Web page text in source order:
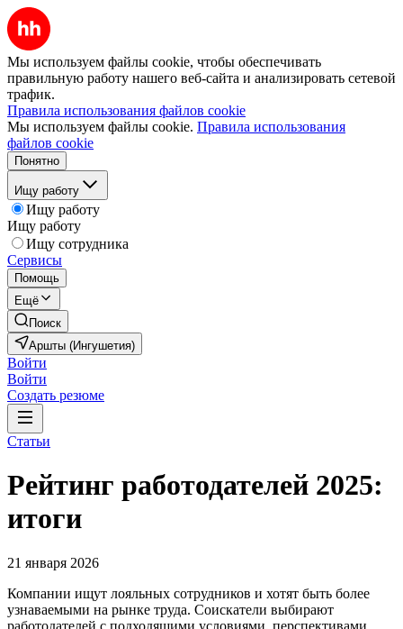
Мы используем файлы cookie, чтобы обеспечивать
правильную работу нашего веб-сайта и анализировать сетевой
трафик.
Правила использования файлов cookie
Мы используем файлы cookie. Правила использования
файлов cookie
Понятно
Ищу работу
Ищу работу
Ищу работу
Ищу сотрудника
Сервисы
Помощь
Ещё
Поиск
Аршты (Ингушетия)
Войти
Войти
Создать резюме
Статьи
Рейтинг работодателей 2025:
итоги
21 января 2026
Компании ищут лояльных сотрудников и хотят быть более
узнаваемыми на рынке труда. Соискатели выбирают
работодателей с подходящими условиями, перспективами